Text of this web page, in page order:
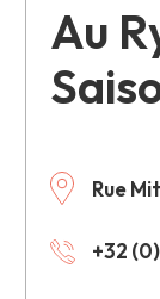
Au
Rue
+32